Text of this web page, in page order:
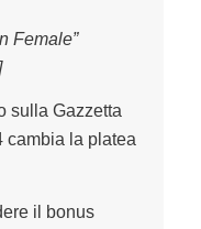
Female”
sulla Gazzetta
cambia la platea
il bonus